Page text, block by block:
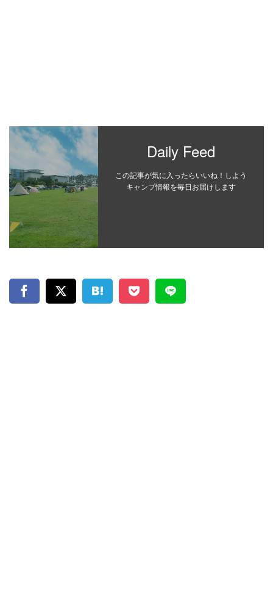
Daily Feed
この記事が気に入ったらいいね！しよう
キャンプ情報を毎日お届けします